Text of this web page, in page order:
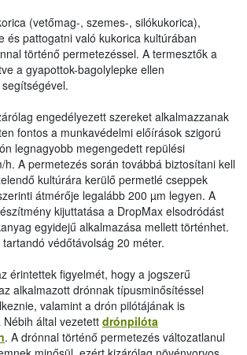
(vetőmag-, szemes-, silókukorica),
és pattogatni való kukorica kultúrában
történő permetezéssel. A termesztők a
a gyapottok-bagolylepke ellen
engedélyezett szereket alkalmazzanak
fontos a munkavédelmi előírások szigorú
legnagyobb megengedett repülési
h. A permetezés során továbbá biztosítani kell
kultúrára kerülő permetlé cseppek
átmérője legalább 200 µm legyen. A
kijuttatása a DropMax elsodródást
egyidejű alkalmazása mellett történhet.
védőtávolság 20 méter.
érintettek figyelmét, hogy a jogszerű
alkalmazott drónnak típusminősítéssel
valamint a drón pilótájának is
által vezetett drónpilóta
. A drónnal történő permetezés változatlanul